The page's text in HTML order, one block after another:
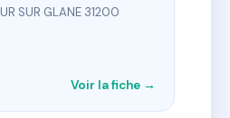
SUR GLANE 31200
Voir la fiche →